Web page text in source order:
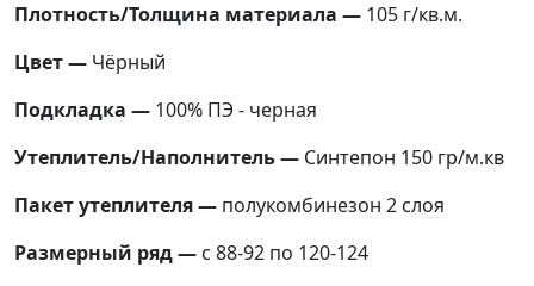
Плотность/Толщина материала — 105 г/кв.м.
Цвет — Чёрный
Подкладка — 100% ПЭ - черная
Утеплитель/Наполнитель — Синтепон 150 гр/м.кв
Пакет утеплителя — полукомбинезон 2 слоя
Размерный ряд — с 88-92 по 120-124